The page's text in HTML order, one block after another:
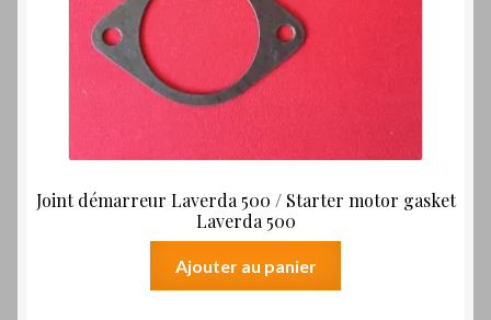
Joint démarreur Laverda 500 / Starter motor gasket
Laverda 500
Ajouter au panier